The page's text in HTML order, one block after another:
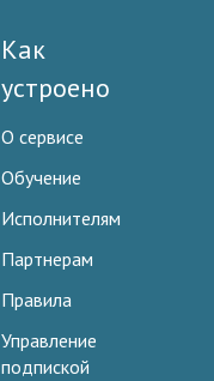
Как
устроено
О сервисе
Обучение
Исполнителям
Партнерам
Правила
Управление
подпиской